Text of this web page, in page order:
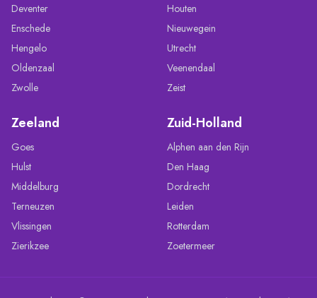
Deventer
Enschede
Hengelo
Oldenzaal
Zwolle
Houten
Nieuwegein
Utrecht
Veenendaal
Zeist
Zeeland
Goes
Hulst
Middelburg
Terneuzen
Vlissingen
Zierikzee
Zuid-Holland
Alphen aan den Rijn
Den Haag
Dordrecht
Leiden
Rotterdam
Zoetermeer